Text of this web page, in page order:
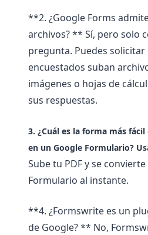
**2. ¿Google Forms
archivos? ** Sí, pero solo
pregunta. Puedes solicitar
encuestados suban
imágenes o hojas de
sus respuestas.
3. ¿Cuál es la forma más
en un Google Formulario?
Sube tu PDF y se
Formulario al instante.
**4. ¿Formswrite es un
de Google? ** No,